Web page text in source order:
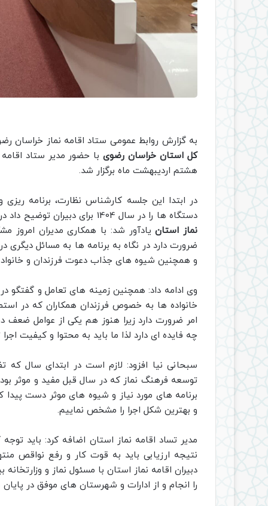
به گزارش روابط عمومی ستاد اقامه نماز خراسان
کل استان خراسان رضویبا حضور مدیر ستاد
هشتم اردیبهشت ماه برگزار شد.
در ابتدا این جلسه کارشناس نظارت، برنامه ریزی
دستگاه ها را در سال 1404 برای دبیران توضیح داد در ادامه
نماز استانیادآور شد: با همکاری مدیران امروز
ضرورت دارد در نگاه به برنامه ها به مسائل
و همچنین شیوه های جذاب دعوت فرزندان و
وی ادامه داد: همچنین زمینه های تعامل و گفتگو
خانواده ها به خصوص فرزندان همکاران که در
امر ضرورت دارد زیرا هنوز هم یکی از عوامل ضعف
چه فایده ای دارد لذا ما باید به محتوا و کیفیت
سبحانی نیا افزود: لازم است در ابتدای سال که
توسعه فرهنگ نماز که در سال قبل مفید و موثر
برنامه های مورد نیاز و شیوه های موثر دست پیدا
و بهترین شکل اجرا را مشخص نماییم.
مدیر تساد اقامه نماز استان اضافه کرد: باید
نتیجه ارزیابی باید به قوت کار و رفع نواقص
دبیران اقامه نماز استان با مسئول نماز و
را انجام و از ادارات و شهرستان های موفق در